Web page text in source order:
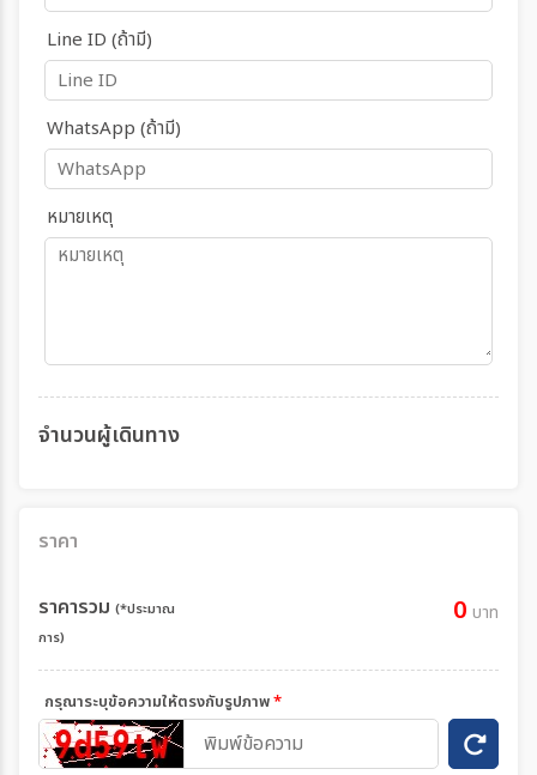
Line ID (ถ้ามี)
WhatsApp (ถ้ามี)
หมายเหตุ
จำนวนผู้เดินทาง
ราคา
ราคารวม (*ประมาณ
การ)
0 บาท
กรุณาระบุข้อความให้ตรงกับรูปภาพ*